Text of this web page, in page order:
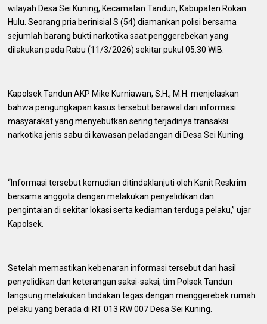
wilayah Desa Sei Kuning, Kecamatan Tandun, Kabupaten Rokan
Hulu. Seorang pria berinisial S (54) diamankan polisi bersama
sejumlah barang bukti narkotika saat penggerebekan yang
dilakukan pada Rabu (11/3/2026) sekitar pukul 05.30 WIB.
Kapolsek Tandun AKP Mike Kurniawan, S.H., M.H. menjelaskan
bahwa pengungkapan kasus tersebut berawal dari informasi
masyarakat yang menyebutkan sering terjadinya transaksi
narkotika jenis sabu di kawasan peladangan di Desa Sei Kuning.
“Informasi tersebut kemudian ditindaklanjuti oleh Kanit Reskrim
bersama anggota dengan melakukan penyelidikan dan
pengintaian di sekitar lokasi serta kediaman terduga pelaku,” ujar
Kapolsek.
Setelah memastikan kebenaran informasi tersebut dari hasil
penyelidikan dan keterangan saksi-saksi, tim Polsek Tandun
langsung melakukan tindakan tegas dengan menggerebek rumah
pelaku yang berada di RT 013 RW 007 Desa Sei Kuning.